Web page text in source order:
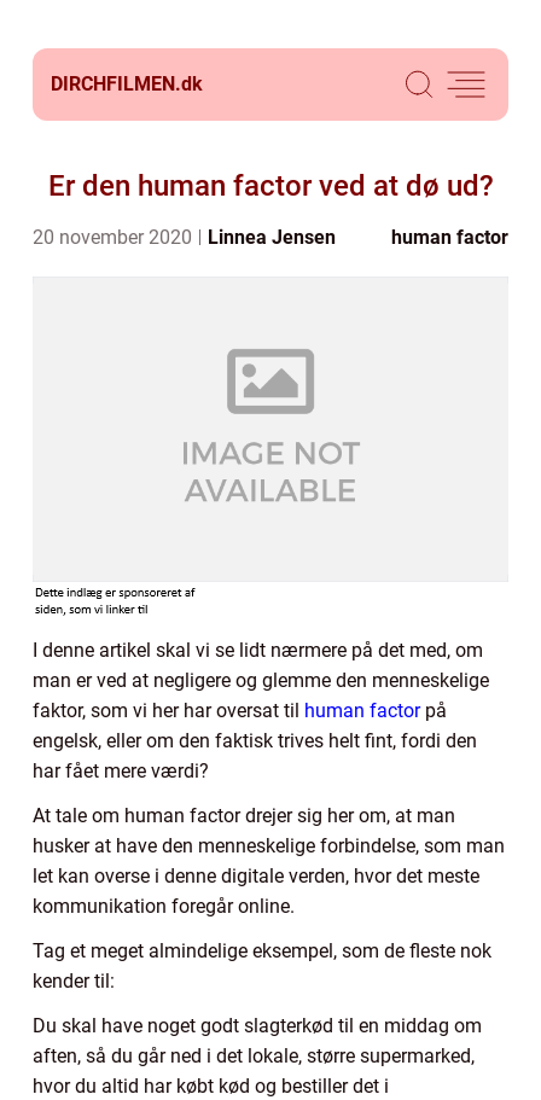
DIRCHFILMEN.dk
Er den human factor ved at dø ud?
20 november 2020 Linnea Jensen human factor
I denne artikel skal vi se lidt nærmere på det med, om
man er ved at negligere og glemme den menneskelige
faktor, som vi her har oversat til human factorpå
engelsk, eller om den faktisk trives helt fint, fordi den
har fået mere værdi?
At tale om human factor drejer sig her om, at man
husker at have den menneskelige forbindelse, som man
let kan overse i denne digitale verden, hvor det meste
kommunikation foregår online.
Tag et meget almindelige eksempel, som de fleste nok
kender til:
Du skal have noget godt slagterkød til en middag om
aften, så du går ned i det lokale, større supermarked,
hvor du altid har købt kød og bestiller det i